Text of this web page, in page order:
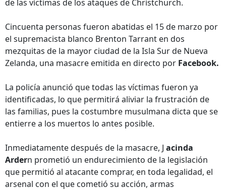
de las víctimas de los ataques de Christchurch.
Cincuenta personas fueron abatidas el 15 de marzo por
el supremacista blanco Brenton Tarrant en dos
mezquitas de la mayor ciudad de la Isla Sur de Nueva
Zelanda, una masacre emitida en directo por Facebook.
La policía anunció que todas las víctimas fueron ya
identificadas, lo que permitirá aliviar la frustración de
las familias, pues la costumbre musulmana dicta que se
entierre a los muertos lo antes posible.
Inmediatamente después de la masacre, J acinda
Ardern prometió un endurecimiento de la legislación
que permitió al atacante comprar, en toda legalidad, el
arsenal con el que cometió su acción, armas